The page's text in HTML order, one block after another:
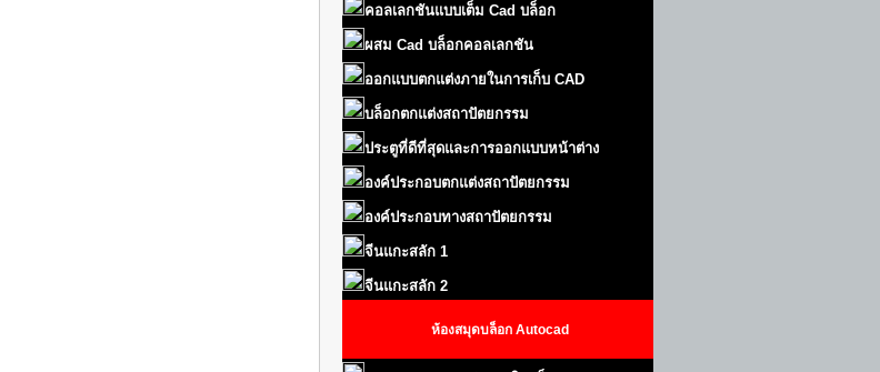
คอลเลกชันแบบเต็ม Cad บล็อก
ผสม Cad บล็อกคอลเลกชัน
ออกแบบตกแต่งภายในการเก็บ CAD
บล็อกตกแต่งสถาปัตยกรรม
ประตูที่ดีที่สุดและการออกแบบหน้าต่าง
องค์ประกอบตกแต่งสถาปัตยกรรม
องค์ประกอบทางสถาปัตยกรรม
จีนแกะสลัก 1
จีนแกะสลัก 2
ห้องสมุดบล็อก Autocad